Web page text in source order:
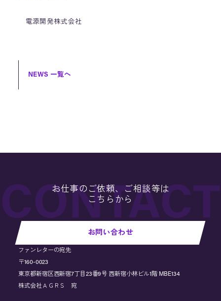
電源開発株式会社
NEWS 一覧へ
お仕事のご依頼、ご相談等は
こちらから
お問い合わせ
ファンレターの宛先
〒160-0023
東京都新宿区西新宿7丁目23番9号 西新宿小林ビル1階 MBE134
株式会社ＡＧＲＳ 宛